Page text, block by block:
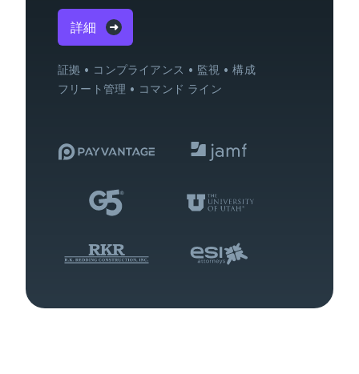
詳細
証拠 コンプライアンス 監視
構成
フリート管理
コマンド ライン